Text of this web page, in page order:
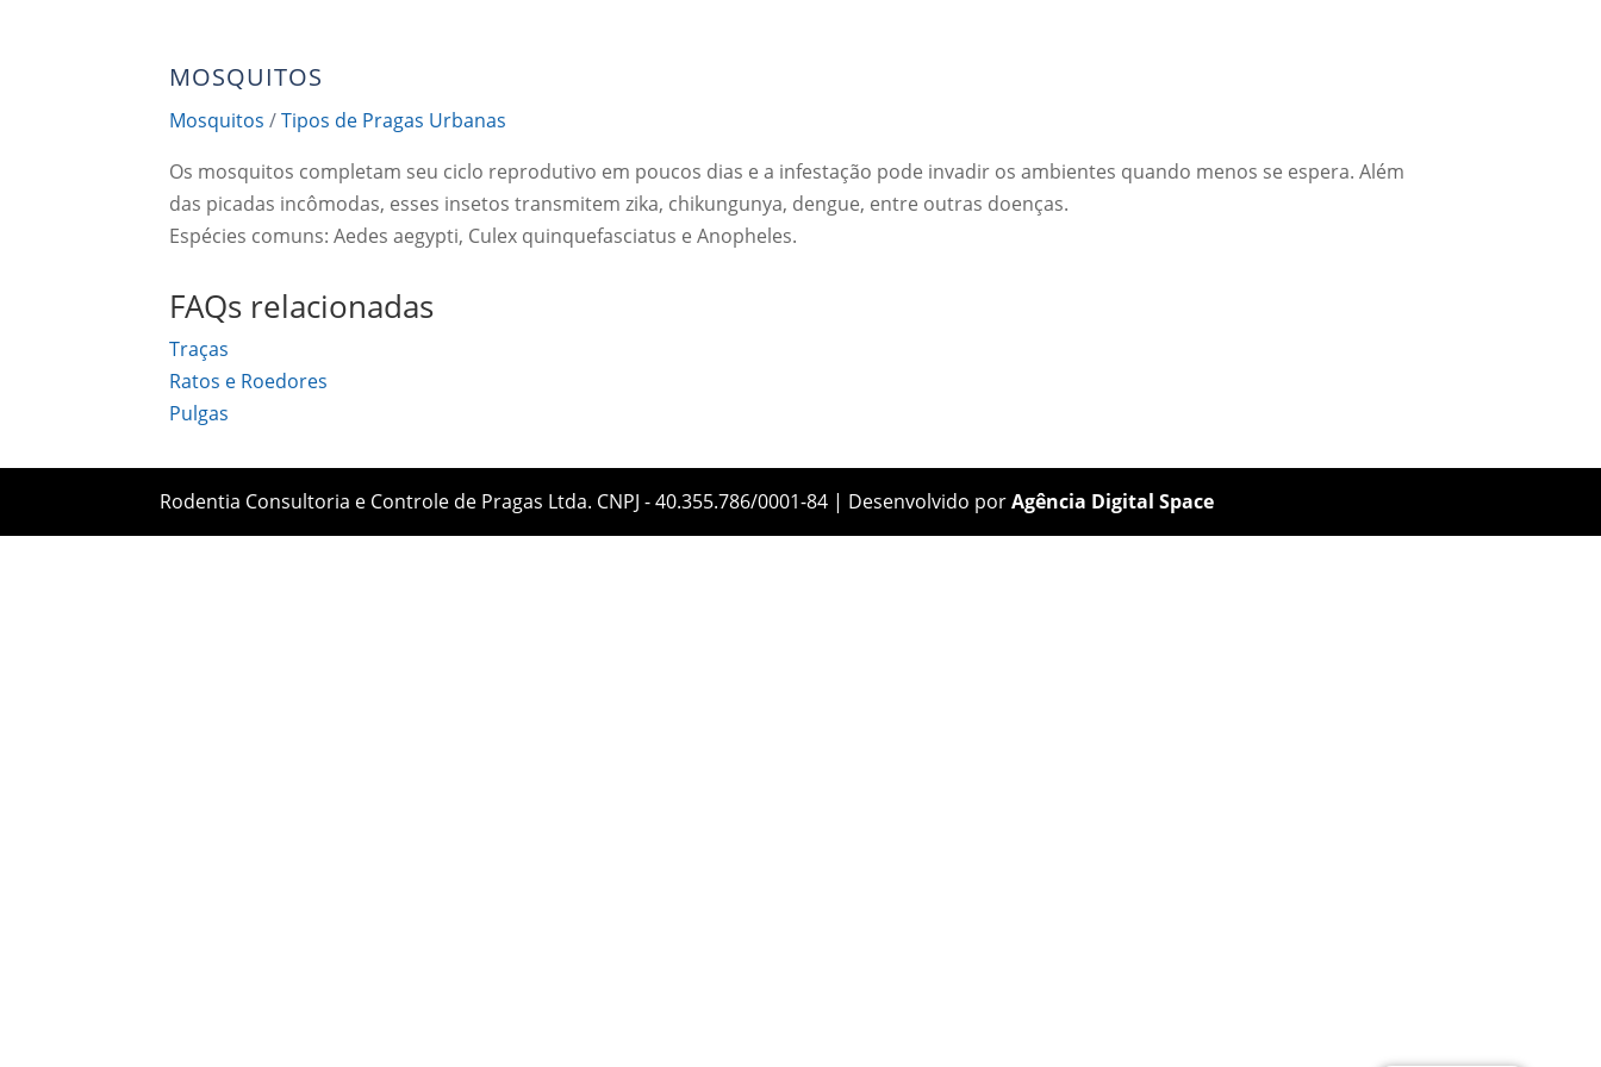
MOSQUITOS
Mosquitos /Tipos de Pragas Urbanas
Os mosquitos completam seu ciclo reprodutivo em poucos dias e a infestação pode invadir os ambientes quando menos se espera. Além
das picadas incômodas, esses insetos transmitem zika, chikungunya, dengue, entre outras doenças.
Espécies comuns: Aedes aegypti, Culex quinquefasciatus e Anopheles.
FAQs relacionadas
Traças
Ratos e Roedores
Pulgas
Rodentia Consultoria e Controle de Pragas Ltda. CNPJ - 40.355.786/0001-84 | Desenvolvido porAgência Digital Space